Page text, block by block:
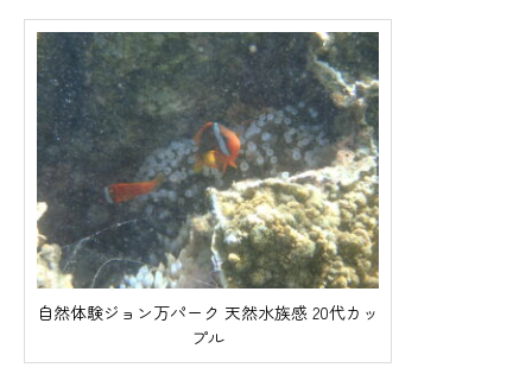
自然体験ジョン万パーク 天然水族感 20代カッ
プル